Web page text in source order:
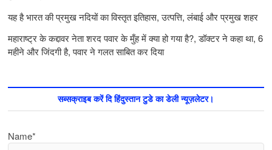
यह है भारत की प्रमुख नदियों का विस्तृत इतिहास, उत्पत्ति, लंबाई और प्रमुख शहर
महाराष्ट्र के कद्दावर नेता शरद पवार के मुँह में क्या हो गया है?, डॉक्टर ने कहा था, 6
महीने और जिंदगी है, पवार ने गलत साबित कर दिया
सब्सक्राइब करें दि हिंदुस्तान टुडे का डेली न्यूज़लेटर।
Name*